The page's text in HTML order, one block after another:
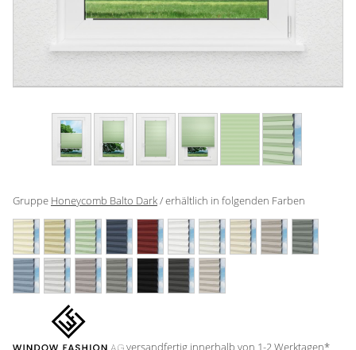
Gardinenstange
Gruppe Honeycomb Balto Dark/ erhältlich in folgenden Farben
versandfertig innerhalb von 1-2 Werktagen*